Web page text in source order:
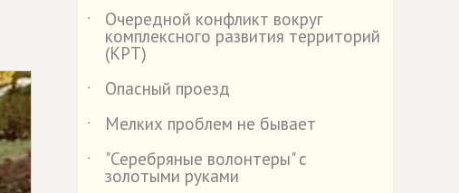
˙
Очередной конфликт вокруг
комплексного развития территорий
(КРТ)
˙
Опасный проезд
˙
Мелких проблем не бывает
˙
"Серебряные волонтеры" с
золотыми руками